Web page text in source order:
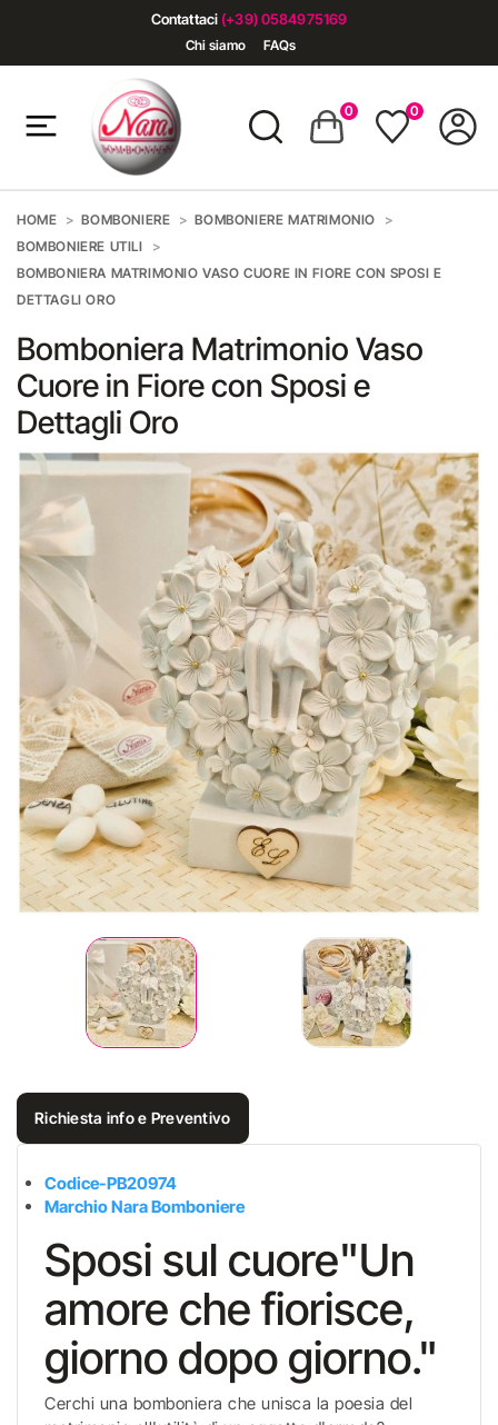
Contattaci (+39) 0584975169
Chi siamo FAQs
0 0
HOME BOMBONIERE
BOMBONIERE MATRIMONIO
BOMBONIERE UTILI
BOMBONIERA MATRIMONIO VASO CUORE IN FIORE CON SPOSI E
DETTAGLI ORO
Bomboniera Matrimonio Vaso
Cuore in Fiore con Sposi e
Dettagli Oro
Richiesta info e Preventivo
Codice-PB20974
Marchio Nara Bomboniere
Sposi sul cuore"Un
amore che fiorisce,
giorno dopo giorno."
Cerchi una bomboniera che unisca la poesia del